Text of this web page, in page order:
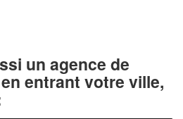
un agence de
entrant votre ville,